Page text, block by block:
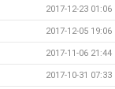
2017-12-23 01:06
2017-12-05 19:06
2017-11-06 21:44
2017-10-31 07:33